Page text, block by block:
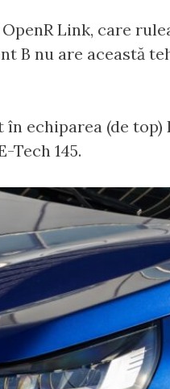
Link, care
B nu are această
echiparea (de top)
145.